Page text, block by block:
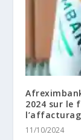
2024 sur le
11/10/2024